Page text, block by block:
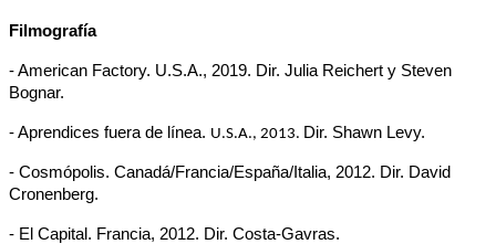
Filmografía
- American Factory. U.S.A., 2019. Dir. Julia Reichert y Steven
Bognar.
- Aprendices fuera de línea. U.S.A., 2013. Dir. Shawn Levy.
- Cosmópolis. Canadá/Francia/España/Italia, 2012. Dir. David
Cronenberg.
- El Capital. Francia, 2012. Dir. Costa-Gavras.